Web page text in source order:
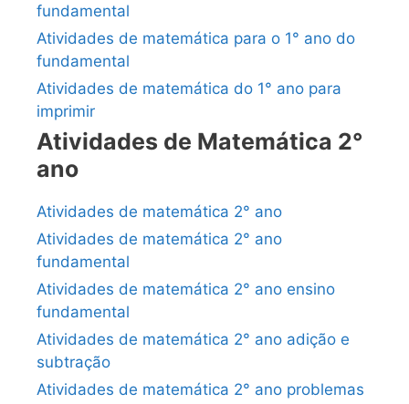
fundamental
Atividades de matemática para o 1° ano do
fundamental
Atividades de matemática do 1° ano para
imprimir
Atividades de Matemática 2°
ano
Atividades de matemática 2° ano
Atividades de matemática 2° ano
fundamental
Atividades de matemática 2° ano ensino
fundamental
Atividades de matemática 2° ano adição e
subtração
Atividades de matemática 2° ano problemas